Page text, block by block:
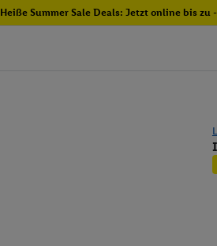
Heiße Summer Sale Deals: Jetzt online bis zu